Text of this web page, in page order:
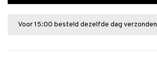
Voor 15:00 besteld dezelfde dag verzonden